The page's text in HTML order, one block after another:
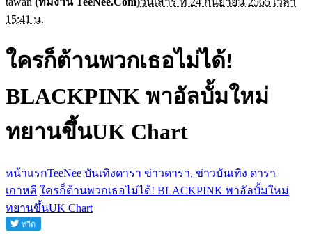
15:41 น.
ใครก็ต้านพวกเธอไม่ได้!
BLACKPINK พาอัลบั้มใหม่
ทยานขึ้นUK Chart
หน้าแรกTeeNee บันเทิงดารา ข่าวดารา, ข่าวบันเทิง ดารา
เกาหลี ใครก็ต้านพวกเธอไม่ได้! BLACKPINK พาอัลบั้มใหม่
ทยานขึ้นUK Chart